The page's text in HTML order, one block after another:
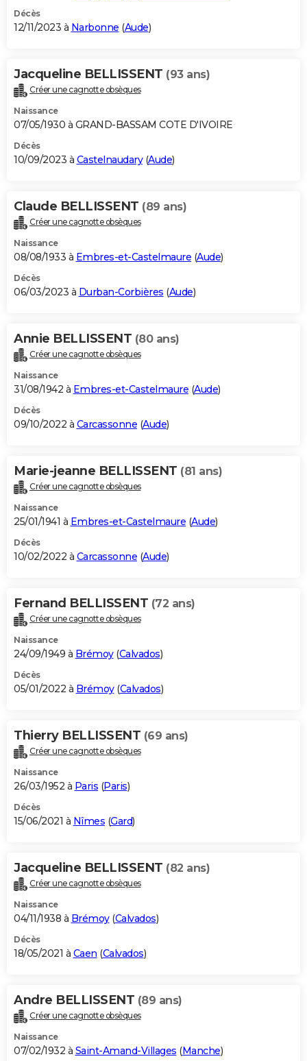
Décès
12/11/2023 à Narbonne (Aude)
Jacqueline BELLISSENT (93 ans)
Créer une cagnotte obsèques
Naissance
07/05/1930 à GRAND-BASSAM COTE D'IVOIRE
Décès
10/09/2023 à Castelnaudary(Aude)
Claude BELLISSENT (89 ans)
Créer une cagnotte obsèques
Naissance
08/08/1933 à Embres-et-Castelmaure (Aude)
Décès
06/03/2023 à Durban-Corbières (Aude)
Annie BELLISSENT (80 ans)
Créer une cagnotte obsèques
Naissance
31/08/1942 à Embres-et-Castelmaure (Aude)
Décès
09/10/2022 à Carcassonne (Aude)
Marie-jeanne BELLISSENT (81 ans)
Créer une cagnotte obsèques
Naissance
25/01/1941 à Embres-et-Castelmaure (Aude)
Décès
10/02/2022 à Carcassonne (Aude)
Fernand BELLISSENT (72 ans)
Créer une cagnotte obsèques
Naissance
24/09/1949 à Brémoy(Calvados)
Décès
05/01/2022 à Brémoy(Calvados)
Thierry BELLISSENT (69 ans)
Créer une cagnotte obsèques
Naissance
26/03/1952 à Paris (Paris)
Décès
15/06/2021 à Nîmes (Gard)
Jacqueline BELLISSENT (82 ans)
Créer une cagnotte obsèques
Naissance
04/11/1938 à Brémoy(Calvados)
Décès
18/05/2021 à Caen (Calvados)
Andre BELLISSENT (89 ans)
Créer une cagnotte obsèques
Naissance
07/02/1932 à Saint-Amand-Villages (Manche)